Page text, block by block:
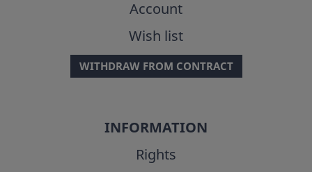
Account
Wish list
WITHDRAW FROM CONTRACT
INFORMATION
Rights